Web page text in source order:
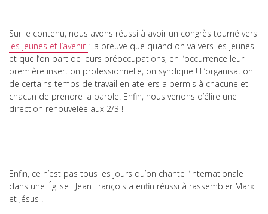
Sur le contenu, nous avons réussi à avoir un congrès tourné vers
les jeunes et l’avenir : la preuve que quand on va vers les jeunes
et que l’on part de leurs préoccupations, en l’occurrence leur
première insertion professionnelle, on syndique ! L’organisation
de certains temps de travail en ateliers a permis à chacune et
chacun de prendre la parole. Enfin, nous venons d’élire une
direction renouvelée aux 2/3 !
Enfin, ce n’est pas tous les jours qu’on chante l’Internationale
dans une Église ! Jean François a enfin réussi à rassembler Marx
et Jésus !